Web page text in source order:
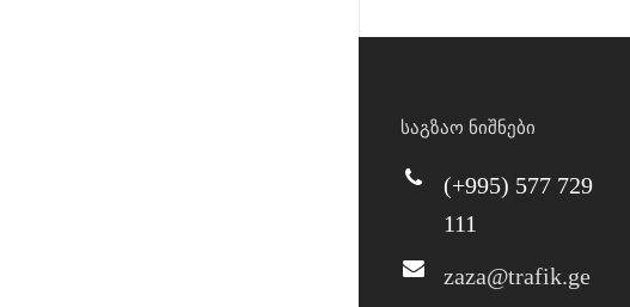
საგზაო ნიშნები
(+995) 577 729
111
zaza@trafik.ge